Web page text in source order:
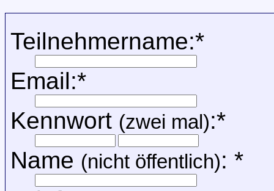
Teilnehmername:*
Email:*
Kennwort (zwei mal):*
Name (nicht öffentlich): *